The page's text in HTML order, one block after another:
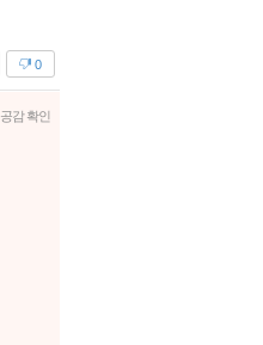
0
공감 확인